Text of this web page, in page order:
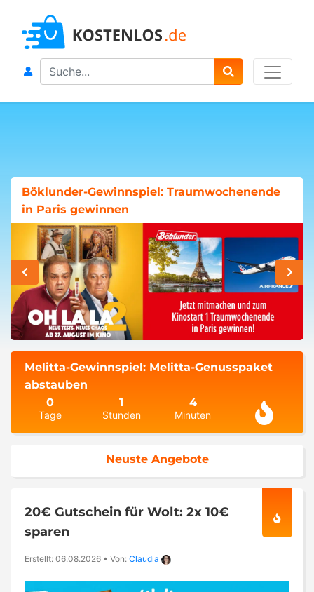
Search
Böklunder-Gewinnspiel: Traumwochenende
in Paris gewinnen
Melitta-Gewinnspiel: Melitta-Genusspaket
abstauben
0
Tage
1
Stunden
4
Minuten
Neuste Angebote
20€ Gutschein für Wolt: 2x 10€
sparen
Erstellt: 06.08.2026 • Von: Claudia